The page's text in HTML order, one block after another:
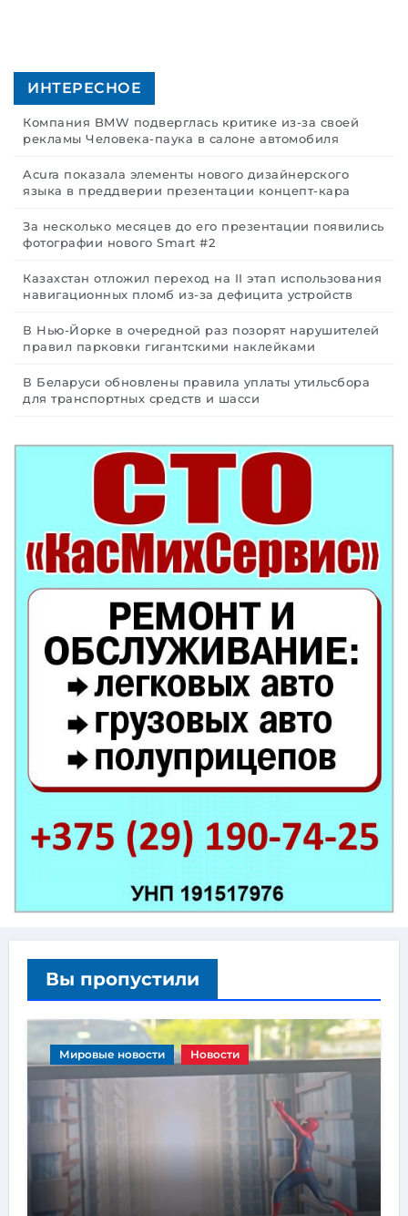
ИНТЕРЕСНОЕ
Компания BMW подверглась критике из-за своей
рекламы Человека-паука в салоне автомобиля
Acura показала элементы нового дизайнерского
языка в преддверии презентации концепт-кара
За несколько месяцев до его презентации появились
фотографии нового Smart #2
Казахстан отложил переход на II этап использования
навигационных пломб из-за дефицита устройств
В Нью-Йорке в очередной раз позорят нарушителей
правил парковки гигантскими наклейками
В Беларуси обновлены правила уплаты утильсбора
для транспортных средств и шасси
Вы пропустили
Мировые новости Новости